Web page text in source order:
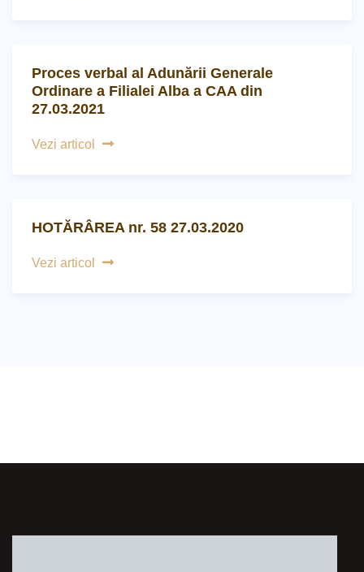
Proces verbal al Adunării Generale
Ordinare a Filialei Alba a CAA din
27.03.2021
Vezi articol
HOTĂRÂREA nr. 58 27.03.2020
Vezi articol